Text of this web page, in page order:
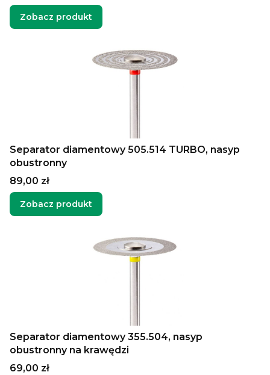
Zobacz produkt
Separator diamentowy 505.514 TURBO, nasyp
obustronny
Cena
89,00 zł
Zobacz produkt
Separator diamentowy 355.504, nasyp
obustronny na krawędzi
Cena
69,00 zł